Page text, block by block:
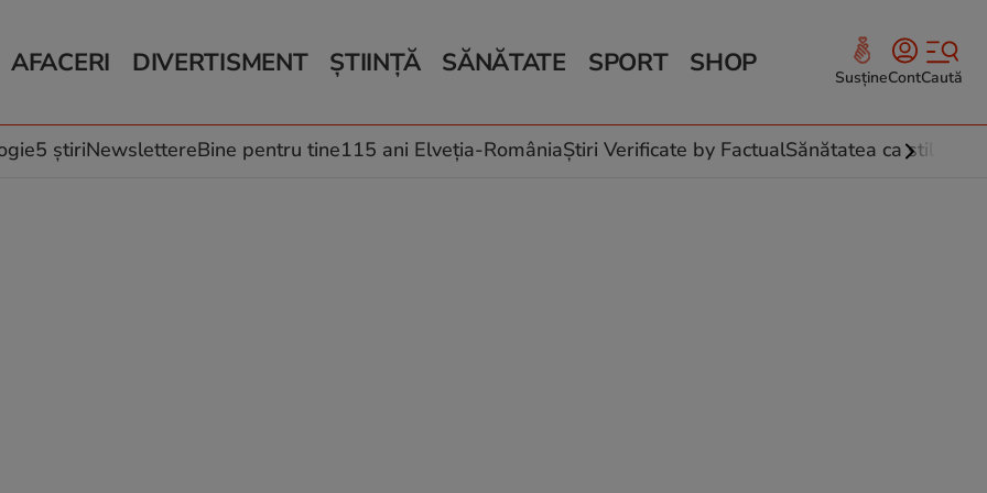
AFACERI
Auto
Locuri de muncă
DIVERTISMENT
Horoscop
Muzică și Filme
ȘTIINȚĂ
Schimbări climatice
SĂNĂTATE
Relații
Rețete culinare
SPORT SHOP SusțineContCaută
5 știriNewslettereBine pentru tine115 ani Elveția-RomâniaȘtiri Verificate by FactualSănătatea ca stil de